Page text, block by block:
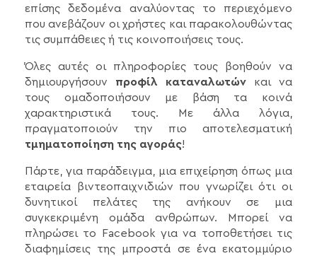
επίσης δεδομένα αναλύοντας το περιεχόμενο
που ανεβάζουν οι χρήστες και παρακολουθώντας
τις συμπάθειες ή τις κοινοποιήσεις τους.
Όλες αυτές οι πληροφορίες τους βοηθούν να
δημιουργήσουν προφίλ καταναλωτών και να
τους ομαδοποιήσουν με βάση τα κοινά
χαρακτηριστικά τους. Με άλλα λόγια,
πραγματοποιούν την πιο αποτελεσματική
τμηματοποίηση της αγοράς!
Πάρτε, για παράδειγμα, μια επιχείρηση όπως μια
εταιρεία βιντεοπαιχνιδιών που γνωρίζει ότι οι
δυνητικοί πελάτες της ανήκουν σε μια
συγκεκριμένη ομάδα ανθρώπων. Μπορεί να
πληρώσει το Facebook για να τοποθετήσει τις
διαφημίσεις της μπροστά σε ένα εκατομμύριο